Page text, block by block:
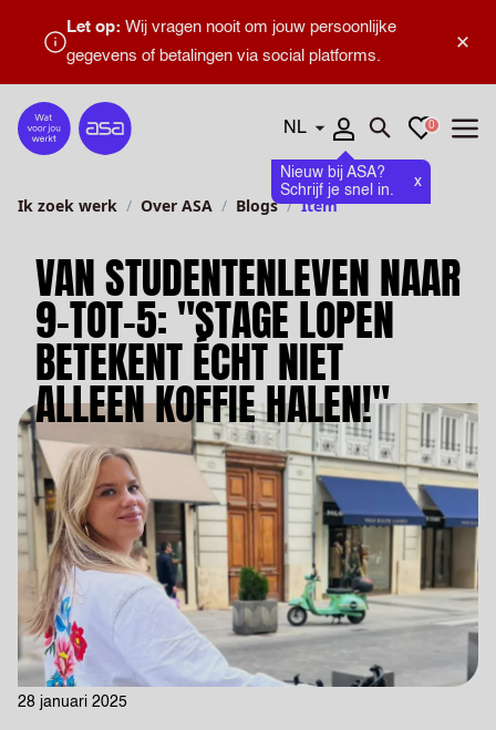
×
Let op: Wij vragen nooit om jouw persoonlijke
gegevens of betalingen via social platforms.
Home
Talen
Nieuw bij ASA?
Schrijf je snel in.
x
Zoeken openen
Favorieten
0
Ik zoek werk Over ASA Blogs Item
VAN STUDENTENLEVEN NAAR
9-TOT-5: "STAGE LOPEN
BETEKENT ÉCHT NIET
ALLEEN KOFFIE HALEN!"
28 januari 2025